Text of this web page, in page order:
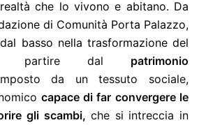
che lo vivono e abitano. Da
di Comunità Porta Palazzo,
basso nella trasformazione del
partire dal patrimonio
da un tessuto sociale,
capace di far convergere le
gli scambi, che si intreccia in